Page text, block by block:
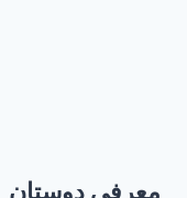
معرفی دوستان